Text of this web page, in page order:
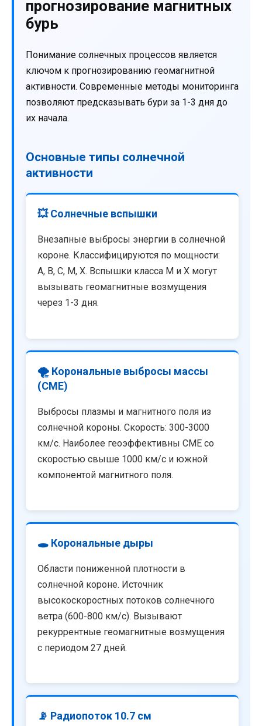
прогнозирование магнитных
бурь
Понимание солнечных процессов является
ключом к прогнозированию геомагнитной
активности. Современные методы мониторинга
позволяют предсказывать бури за 1-3 дня до
их начала.
Основные типы солнечной
активности
💥 Солнечные вспышки
Внезапные выбросы энергии в солнечной
короне. Классифицируются по мощности:
A, B, C, M, X. Вспышки класса M и X могут
вызывать геомагнитные возмущения
через 1-3 дня.
🌪️ Корональные выбросы массы
(CME)
Выбросы плазмы и магнитного поля из
солнечной короны. Скорость: 300-3000
км/с. Наиболее геоэффективны CME со
скоростью свыше 1000 км/с и южной
компонентой магнитного поля.
🕳️ Корональные дыры
Области пониженной плотности в
солнечной короне. Источник
высокоскоростных потоков солнечного
ветра (600-800 км/с). Вызывают
рекуррентные геомагнитные возмущения
с периодом 27 дней.
📡 Радиопоток 10.7 см